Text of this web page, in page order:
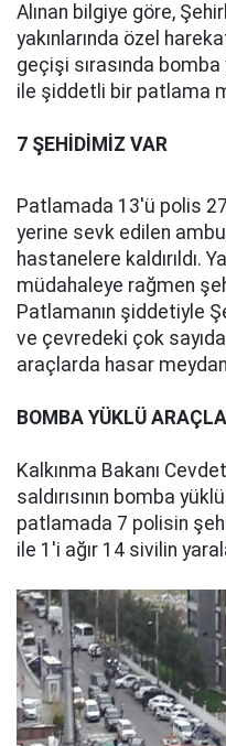
Alınan bilgiye göre,
yakınlarında özel
geçişi sırasında
ile şiddetli bir patlama
7 ŞEHİDİMİZ VAR
Patlamada 13'ü polis
yerine sevk edilen
hastanelere kaldırıldı.
müdahaleye rağmen
Patlamanın şiddetiyle
ve çevredeki çok sayıda
araçlarda hasar
BOMBA YÜKLÜ
Kalkınma Bakanı
saldırısının bomba
patlamada 7 polisin
ile 1'i ağır 14 sivilin